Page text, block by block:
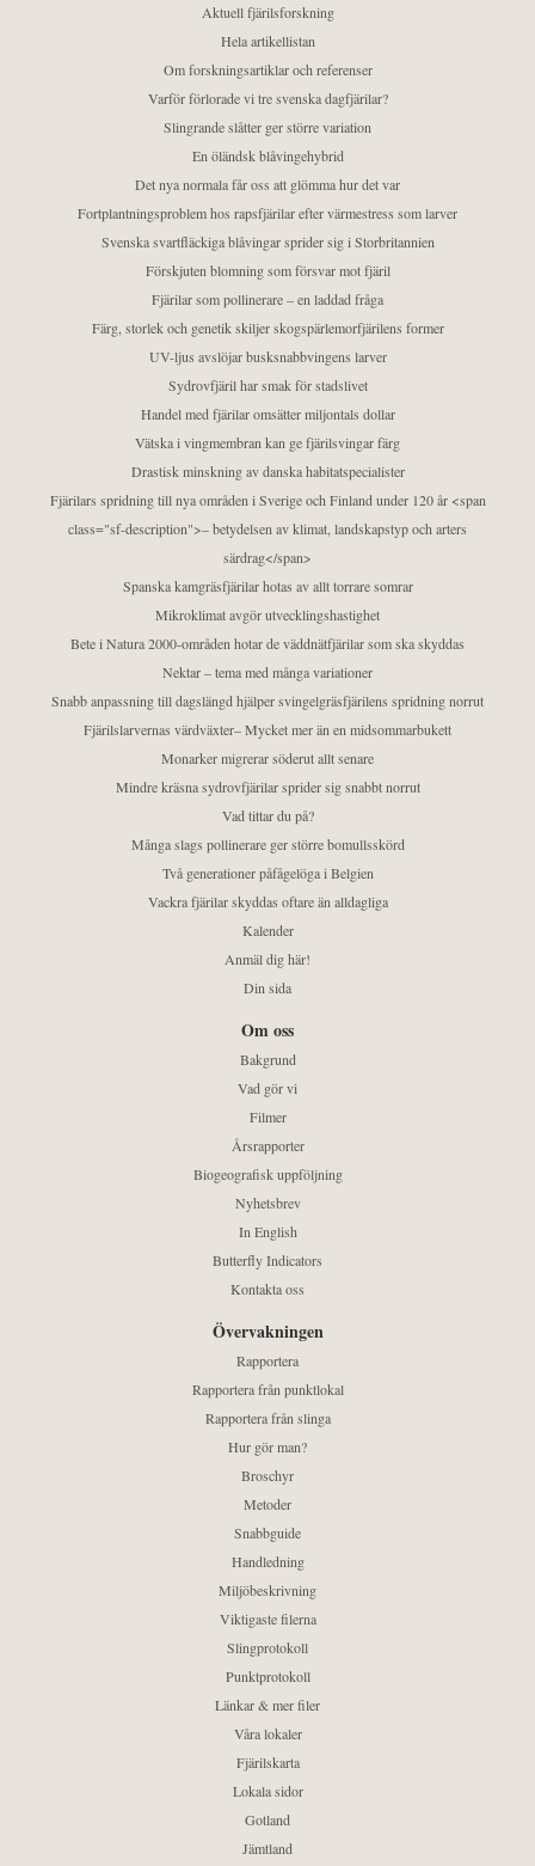
Aktuell fjärilsforskning
Hela artikellistan
Om forskningsartiklar och referenser
Varför förlorade vi tre svenska dagfjärilar?
Slingrande slåtter ger större variation
En öländsk blåvingehybrid
Det nya normala får oss att glömma hur det var
Fortplantningsproblem hos rapsfjärilar efter värmestress som larver
Svenska svartfläckiga blåvingar sprider sig i Storbritannien
Förskjuten blomning som försvar mot fjäril
Fjärilar som pollinerare – en laddad fråga
Färg, storlek och genetik skiljer skogspärlemorfjärilens former
UV-ljus avslöjar busksnabbvingens larver
Sydrovfjäril har smak för stadslivet
Handel med fjärilar omsätter miljontals dollar
Vätska i vingmembran kan ge fjärilsvingar färg
Drastisk minskning av danska habitatspecialister
Fjärilars spridning till nya områden i Sverige och Finland under 120 år <span
class="sf-description">– betydelsen av klimat, landskapstyp och arters
särdrag</span>
Spanska kamgräsfjärilar hotas av allt torrare somrar
Mikroklimat avgör utvecklingshastighet
Bete i Natura 2000-områden hotar de väddnätfjärilar som ska skyddas
Nektar – tema med många variationer
Snabb anpassning till dagslängd hjälper svingelgräsfjärilens spridning norrut
Fjärilslarvernas värdväxter– Mycket mer än en midsommarbukett
Monarker migrerar söderut allt senare
Mindre kräsna sydrovfjärilar sprider sig snabbt norrut
Vad tittar du på?
Många slags pollinerare ger större bomullsskörd
Två generationer påfågelöga i Belgien
Vackra fjärilar skyddas oftare än alldagliga
Kalender
Anmäl dig här!
Din sida
Om oss
Bakgrund
Vad gör vi
Filmer
Årsrapporter
Biogeografisk uppföljning
Nyhetsbrev
In English
Butterfly Indicators
Kontakta oss
Övervakningen
Rapportera
Rapportera från punktlokal
Rapportera från slinga
Hur gör man?
Broschyr
Metoder
Snabbguide
Handledning
Miljöbeskrivning
Viktigaste filerna
Slingprotokoll
Punktprotokoll
Länkar & mer filer
Våra lokaler
Fjärilskarta
Lokala sidor
Gotland
Jämtland